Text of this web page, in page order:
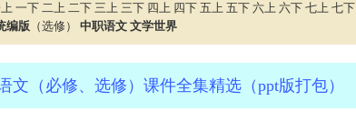
一下 二上 二下 三上 三下 四上 四下 五上 五下 六上 六下 七上 七下
编版 （选修） 中职语文 文学世界
文（必修、选修）课件全集精选（ppt版打包）